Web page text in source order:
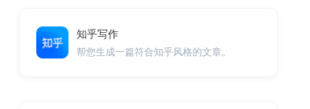
知乎写作
帮您生成一篇符合知乎风格的文章。